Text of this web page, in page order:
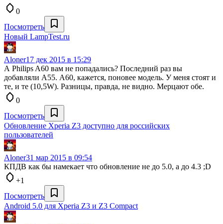
0
Посмотреть
Новый LampTest.ru
Aloner17 дек 2015 в 15:29
А Philips A60 вам не попадались? Последний раз вы
добавляли А55. А60, кажется, поновее модель. У меня стоят и
те, и те (10,5W). Разницы, правда, не видно. Мерцают обе.
0
Посмотреть
Обновление Xperia Z3 доступно для российских
пользователей
Aloner31 мар 2015 в 09:54
КПДВ как бы намекает что обновление не до 5.0, а до 4.3 ;D
+1
Посмотреть
Android 5.0 для Xperia Z3 и Z3 Compact